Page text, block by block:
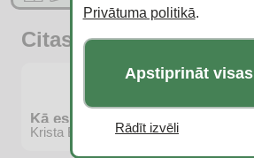
Citas jaunās grāmatas
Kā es ienīstu tehnikumu
Krista Betija Samauska
Privātuma politikā.
Apstiprināt visas
Rādīt izvēli